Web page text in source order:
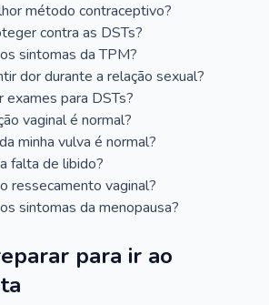
método contraceptivo?
contra as DSTs?
sintomas da TPM?
dor durante a relação sexual?
exames para DSTs?
vaginal é normal?
minha vulva é normal?
falta de libido?
ressecamento vaginal?
sintomas da menopausa?
para ir ao